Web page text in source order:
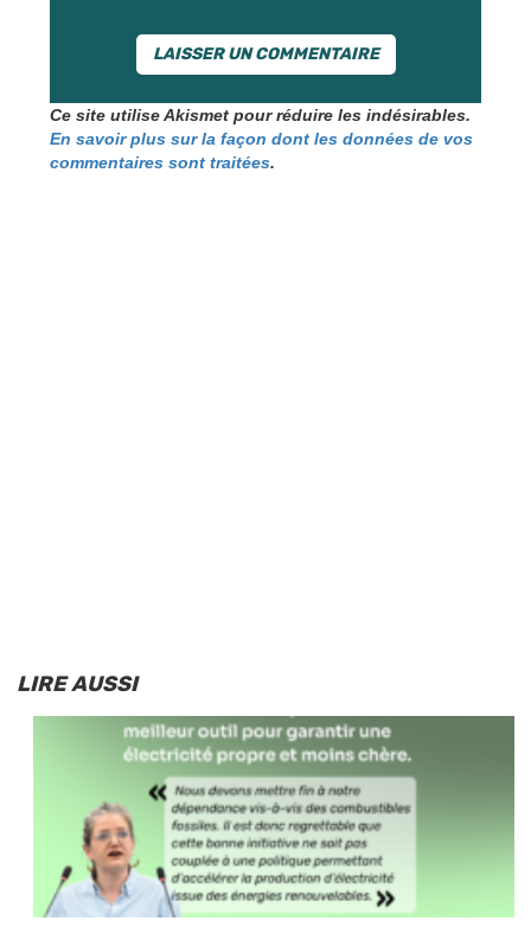
Ce site utilise Akismet pour réduire les indésirables.
En savoir plus sur la façon dont les données de vos
commentaires sont traitées.
LIRE AUSSI